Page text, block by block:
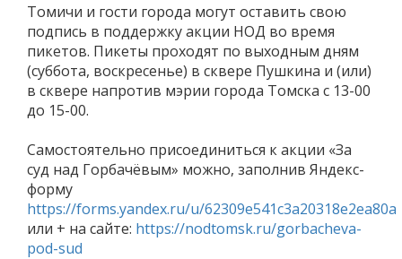
Томичи и гости города могут оставить свою
подпись в поддержку акции НОД во время
пикетов. Пикеты проходят по выходным дням
(суббота, воскресенье) в сквере Пушкина и (или)
в сквере напротив мэрии города Томска с 13-00
до 15-00.
Самостоятельно присоединиться к акции «За
суд над Горбачёвым» можно, заполнив Яндекс-
форму
https://forms.yandex.ru/u/62309e541c3a20318e2ea80a
или + на сайте: https://nodtomsk.ru/gorbacheva-
pod-sud